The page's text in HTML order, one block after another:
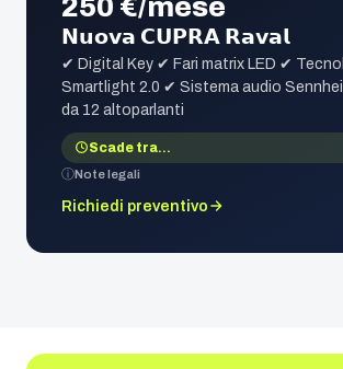
𝗡𝘂𝗼𝘃𝗮 𝗖𝗨𝗣𝗥𝗔 𝗥𝗮𝘃𝗮𝗹
✔ Digital Key ✔ Fari matrix LED ✔
Smartlight 2.0 ✔ Sistema audio
da 12 altoparlanti
Scade tra…
Note legali
Richiedi preventivo